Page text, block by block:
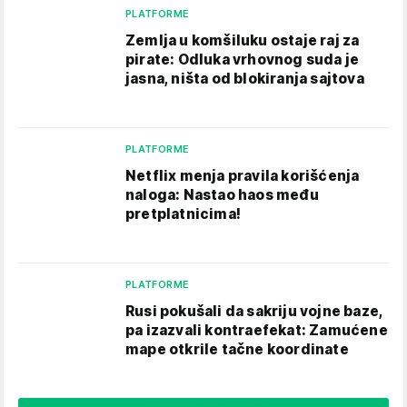
PLATFORME
Zemlja u komšiluku ostaje raj za
pirate: Odluka vrhovnog suda je
jasna, ništa od blokiranja sajtova
PLATFORME
Netflix menja pravila korišćenja
naloga: Nastao haos među
pretplatnicima!
PLATFORME
Rusi pokušali da sakriju vojne baze,
pa izazvali kontraefekat: Zamućene
mape otkrile tačne koordinate